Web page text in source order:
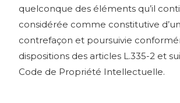
quelconque des éléments qu’il
considérée comme constitutive
contrefaçon et poursuivie
dispositions des articles L.335-2 et
Code de Propriété Intellectuelle.